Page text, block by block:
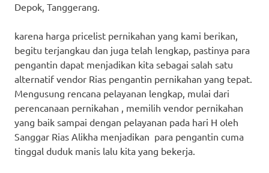
Depok, Tanggerang.
karena harga pricelist pernikahan yang kami berikan,
begitu terjangkau dan juga telah lengkap, pastinya para
pengantin dapat menjadikan kita sebagai salah satu
alternatif vendor Rias pengantin pernikahan yang tepat.
Mengusung rencana pelayanan lengkap, mulai dari
perencanaan pernikahan , memilih vendor pernikahan
yang baik sampai dengan pelayanan pada hari H oleh
Sanggar Rias Alikha menjadikan para pengantin cuma
tinggal duduk manis lalu kita yang bekerja.